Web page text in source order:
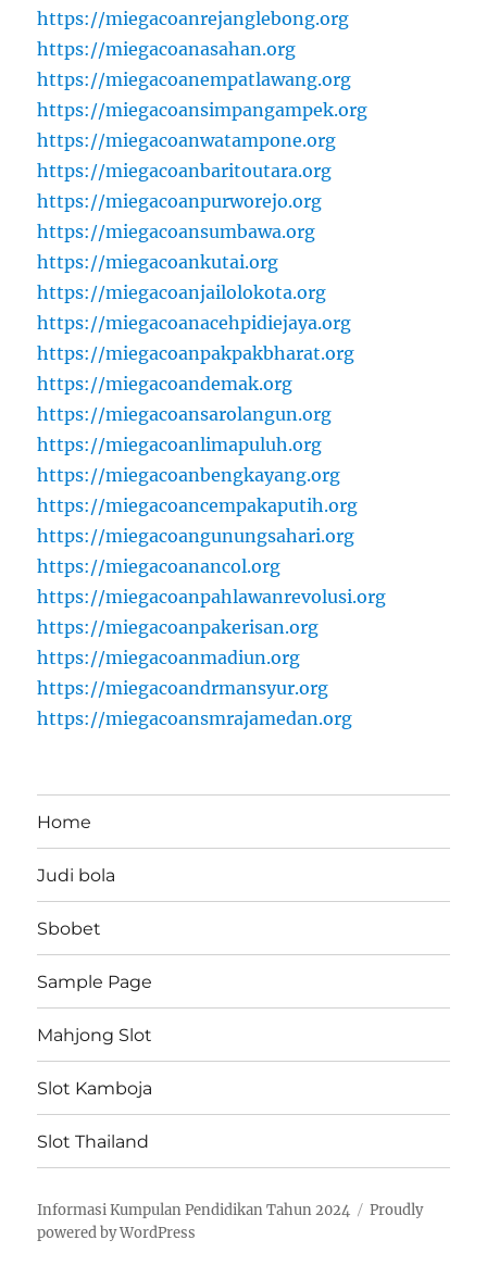
https://miegacoanrejanglebong.org
https://miegacoanasahan.org
https://miegacoanempatlawang.org
https://miegacoansimpangampek.org
https://miegacoanwatampone.org
https://miegacoanbaritoutara.org
https://miegacoanpurworejo.org
https://miegacoansumbawa.org
https://miegacoankutai.org
https://miegacoanjailolokota.org
https://miegacoanacehpidiejaya.org
https://miegacoanpakpakbharat.org
https://miegacoandemak.org
https://miegacoansarolangun.org
https://miegacoanlimapuluh.org
https://miegacoanbengkayang.org
https://miegacoancempakaputih.org
https://miegacoangunungsahari.org
https://miegacoanancol.org
https://miegacoanpahlawanrevolusi.org
https://miegacoanpakerisan.org
https://miegacoanmadiun.org
https://miegacoandrmansyur.org
https://miegacoansmrajamedan.org
Home
Judi bola
Sbobet
Sample Page
Mahjong Slot
Slot Kamboja
Slot Thailand
Informasi Kumpulan Pendidikan Tahun 2024
Proudly
powered by WordPress